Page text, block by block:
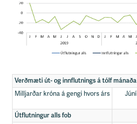
Verðmæti út- og innflutnings á tólf
Milljarðar króna á gengi hvors árs
Útflutningur alls fob